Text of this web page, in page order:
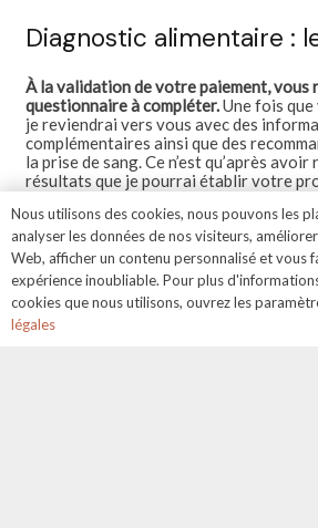
Diagnostic alimentaire :
À la validation de votre paiement, vous
questionnaire à compléter.Une fois que
je reviendrai vers vous avec des
complémentaires ainsi que des
la prise de sang. Ce n’est qu’après
résultats que je pourrai établir votre
Si vous avez des questions concernant
n’hésitez pas à me contacter pour un
afin d’en discuter.
Nous utilisons des cookies, nous pouvons les
analyser les données de nos visiteurs,
Web, afficher un contenu personnalisé et vous
expérience inoubliable. Pour plus
cookies que nous utilisons, ouvrez les
légales